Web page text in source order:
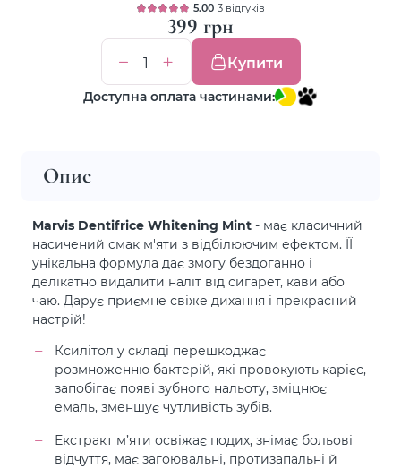
5.00 3 відгуків
399 грн
Купити
Доступна оплата частинами:
Опис
Marvis Dentifrice Whitening Mint - має класичний
насичений смак м'яти з відбілюючим ефектом. ЇЇ
унікальна формула дає змогу бездоганно і
делікатно видалити наліт від сигарет, кави або
чаю. Дарує приємне свіже дихання і прекрасний
настрій!
Ксилітол у складі перешкоджає
розмноженню бактерій, які провокують карієс,
запобігає появі зубного нальоту, зміцнює
емаль, зменшує чутливість зубів.
Екстракт м’яти освіжає подих, знімає больові
відчуття, має загоювальні, протизапальні й